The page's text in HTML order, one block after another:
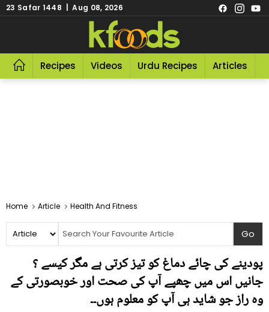
23 Safar 1448 | Aug 08, 2026
Recipes Videos Urdu Recipes Articles
Home Article Health And Fitness
پودینے کی چائے دماغ کو تیز کرتی ہے مگر کیسے ؟
جانیں اس میں چھپے آپ کی صحت اور خوبصورتی کے
وہ راز جو شاید ہی آپ کو معلوم ہوں۔۔